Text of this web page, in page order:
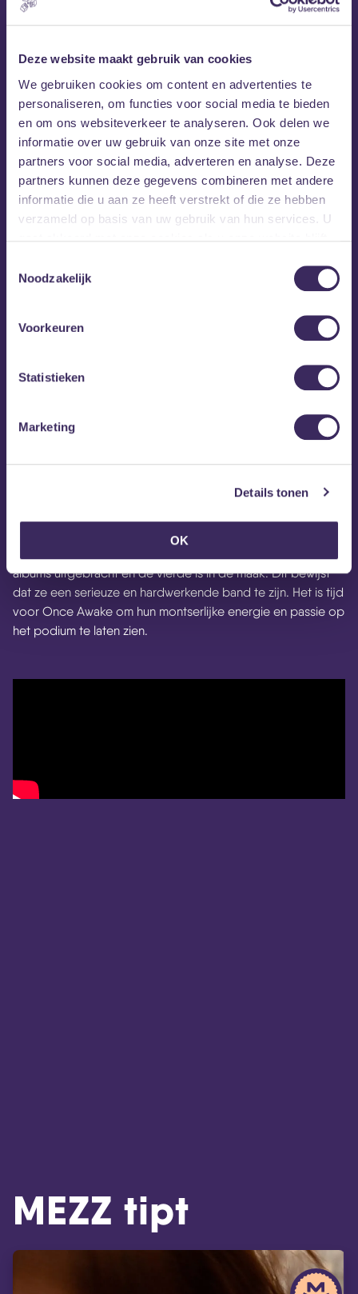
Deze website maakt gebruik van cookies
We gebruiken cookies om content en advertenties te
personaliseren, om functies voor social media te bieden
en om ons websiteverkeer te analyseren. Ook delen we
informatie over uw gebruik van onze site met onze
partners voor social media, adverteren en analyse. Deze
partners kunnen deze gegevens combineren met andere
informatie die u aan ze heeft verstrekt of die ze hebben
verzameld op basis van uw gebruik van hun services. U
Noodzakelijk
Voorkeuren
Statistieken
Marketing
Details tonen
OK
is de Noorse death metal band met zware en
albums uitgebracht en de vierde is in de maak. Dit bewijst
dat ze een serieuze en hardwerkende band te zijn. Het is tijd
voor Once Awake om hun montserlijke energie en passie op
het podium te laten zien.
MEZZ tipt